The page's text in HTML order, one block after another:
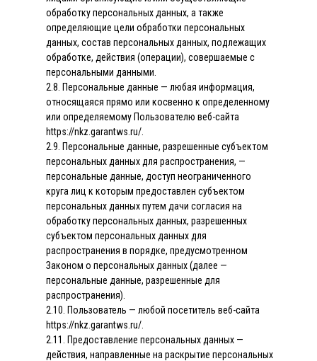
обработку персональных данных, а также
определяющие цели обработки персональных
данных, состав персональных данных, подлежащих
обработке, действия (операции), совершаемые с
персональными данными.
2.8. Персональные данные — любая информация,
относящаяся прямо или косвенно к определенному
или определяемому Пользователю веб-сайта
https://nkz.garantws.ru/.
2.9. Персональные данные, разрешенные субъектом
персональных данных для распространения, —
персональные данные, доступ неограниченного
круга лиц к которым предоставлен субъектом
персональных данных путем дачи согласия на
обработку персональных данных, разрешенных
субъектом персональных данных для
распространения в порядке, предусмотренном
Законом о персональных данных (далее —
персональные данные, разрешенные для
распространения).
2.10. Пользователь — любой посетитель веб-сайта
https://nkz.garantws.ru/.
2.11. Предоставление персональных данных —
действия, направленные на раскрытие персональных